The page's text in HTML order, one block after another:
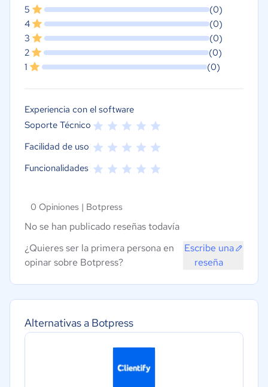
Alternativas a Botpress
5
(0)
4
(0)
3
(0)
2
(0)
1
(0)
Experiencia con el software
Soporte Técnico
Facilidad de uso
Funcionalidades
0 Opiniones | Botpress
No se han publicado reseñas todavía
¿Quieres ser la primera persona en
opinar sobre Botpress?
Escribe una
reseña